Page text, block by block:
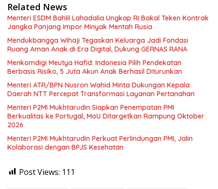
Related News
Menteri ESDM Bahlil Lahadalia Ungkap RI Bakal Teken Kontrak
Jangka Panjang Impor Minyak Mentah Rusia
Mendukbangga Wihaji Tegaskan Keluarga Jadi Fondasi
Ruang Aman Anak di Era Digital, Dukung GERNAS RANA
Menkomdigi Meutya Hafid: Indonesia Pilih Pendekatan
Berbasis Risiko, 5 Juta Akun Anak Berhasil Diturunkan
Menteri ATR/BPN Nusron Wahid Minta Dukungan Kepala
Daerah NTT Percepat Transformasi Layanan Pertanahan
Menteri P2MI Mukhtarudin Siapkan Penempatan PMI
Berkualitas ke Portugal, MoU Ditargetkan Rampung Oktober
2026
Menteri P2MI Mukhtarudin Perkuat Perlindungan PMI, Jalin
Kolaborasi dengan BPJS Kesehatan
Post Views: 111